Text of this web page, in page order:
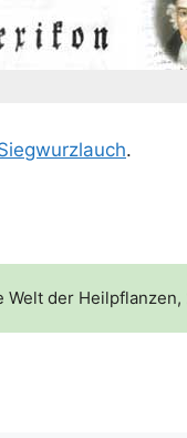
.
der Heilpflanzen,